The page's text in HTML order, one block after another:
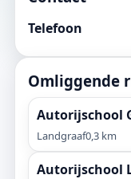
Telefoon
Omliggende
Autorijschool
Landgraaf0,3 km
Autorijschool